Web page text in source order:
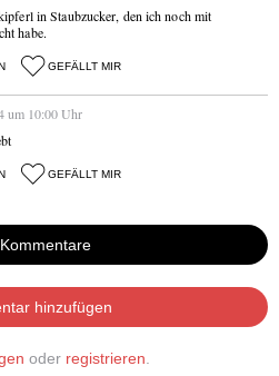
in Staubzucker, den ich noch mit
habe.
GEFÄLLT MIR
um 10:00 Uhr
GEFÄLLT MIR
hinzufügen
oder registrieren